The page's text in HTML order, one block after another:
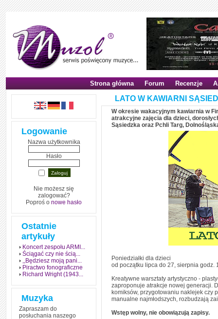
Strona główna Forum Recenzje
Logowanie
Nazwa użytkownika
Hasło
Nie możesz się
zalogować?
Poproś o nowe hasło
Ostatnie
artykuły
Koncert zespołu ARMI...
Ściągać czy nie ścią...
,,Będziesz moją pani...
Piractwo fonograficzne
Richard Wright (1943...
Muzyka
Zapraszam do
posłuchania naszego
LATO W KAWIARNI
W okresie wakacyjnym kawiarnia w
atrakcyjne zajęcia dla dzieci,
Sąsiedzka oraz Pchli Targ,
Poniedziałki dla dzieci
od początku lipca do 27, sierpnia godz.
Kreatywne warsztaty artystyczno -
zaproponuje atrakcje nowej generacji.
komiksów, przygotowaniu naklejek czy
manualne najmłodszych, rozbudzają
Wstęp wolny, nie obowiązują zapisy.